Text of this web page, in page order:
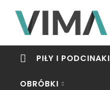
PIŁY I PODCINAKI
OBRÓBKI